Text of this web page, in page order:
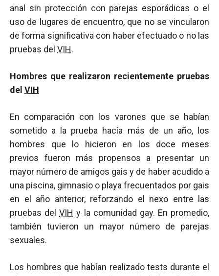
anal sin protección con parejas esporádicas o el
uso de lugares de encuentro, que no se vincularon
de forma significativa con haber efectuado o no las
pruebas del VIH.
Hombres que realizaron recientemente pruebas
del VIH
En comparación con los varones que se habían
sometido a la prueba hacía más de un año, los
hombres que lo hicieron en los doce meses
previos fueron más propensos a presentar un
mayor número de amigos gais y de haber acudido a
una piscina, gimnasio o playa frecuentados por gais
en el año anterior, reforzando el nexo entre las
pruebas delVIH y la comunidad gay. En promedio,
también tuvieron un mayor número de parejas
sexuales.
Los hombres que habían realizado tests durante el